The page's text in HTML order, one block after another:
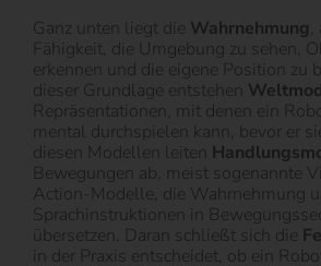
Ganz unten liegt die Wahrnehmung,
Fähigkeit, die Umgebung zu sehen,
erkennen und die eigene Position zu
dieser Grundlage entstehen
Repräsentationen, mit denen ein
mental durchspielen kann, bevor er
diesen Modellen leiten
Bewegungen ab, meist sogenannte
Action-Modelle, die Wahrnehmung
Sprachinstruktionen in
übersetzen. Daran schließt sich die
in der Praxis entscheidet, ob ein